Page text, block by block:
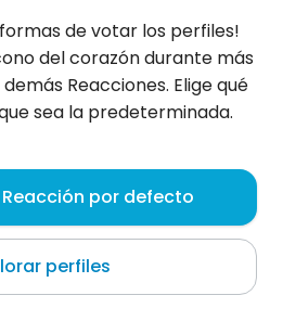
mówią Ci, że
lecą w dół jak
de votar los perfiles!
del corazón durante más
Reacciones. Elige qué
sea la predeterminada.
por defecto
perfiles